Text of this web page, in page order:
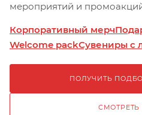
мероприятий и
Корпоративный мерч
Welcome packСувениры с
ПОЛУЧИТЬ
СМОТРЕТЬ